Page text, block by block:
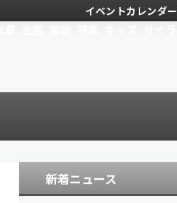
イベントカレンダー
新着ニュース